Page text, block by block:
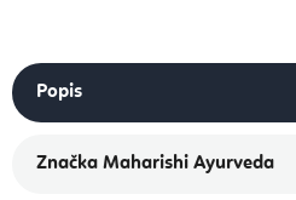
Popis
Značka Maharishi Ayurveda